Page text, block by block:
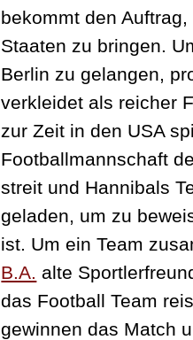
bekommt den
Staaten zu bringen.
Berlin zu gelangen,
verkleidet als reicher
zur Zeit in den USA
Footballmannschaft
streit und Hannibals
geladen, um zu
ist. Um ein Team
B.A.
alte
das Football Team
gewinnen das Match